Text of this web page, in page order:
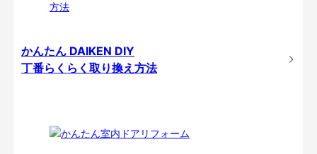
かんたん DAIKEN DIY
丁番らくらく取り換え方法